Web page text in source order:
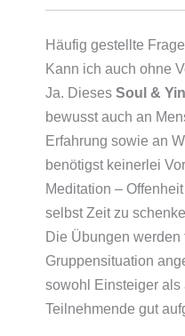
Häufig gestellte
Kann ich auch ohne
Ja. Dieses Soul &
bewusst auch an
Erfahrung sowie an
benötigst keinerlei
Meditation –
selbst Zeit zu
Die Übungen
Gruppensituation
sowohl Einsteiger als
Teilnehmende gut